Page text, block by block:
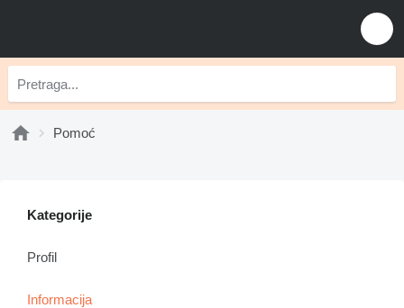
Pomoć
Kategorije
Profil
Informacija